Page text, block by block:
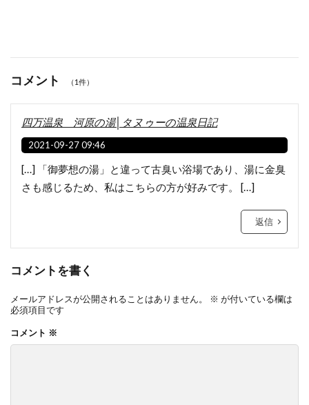
コメント （1件）
四万温泉 河原の湯│タヌゥーの温泉日記
2021-09-27 09:46
[…] 「御夢想の湯」と違って古臭い浴場であり、湯に金臭
さも感じるため、私はこちらの方が好みです。 […]
返信
コメントを書く
メールアドレスが公開されることはありません。 ※ が付いている欄は
必須項目です
コメント ※